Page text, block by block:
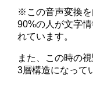
※この音声変換を
90%の人が文字
れています。
また、この時の
3層構造になって